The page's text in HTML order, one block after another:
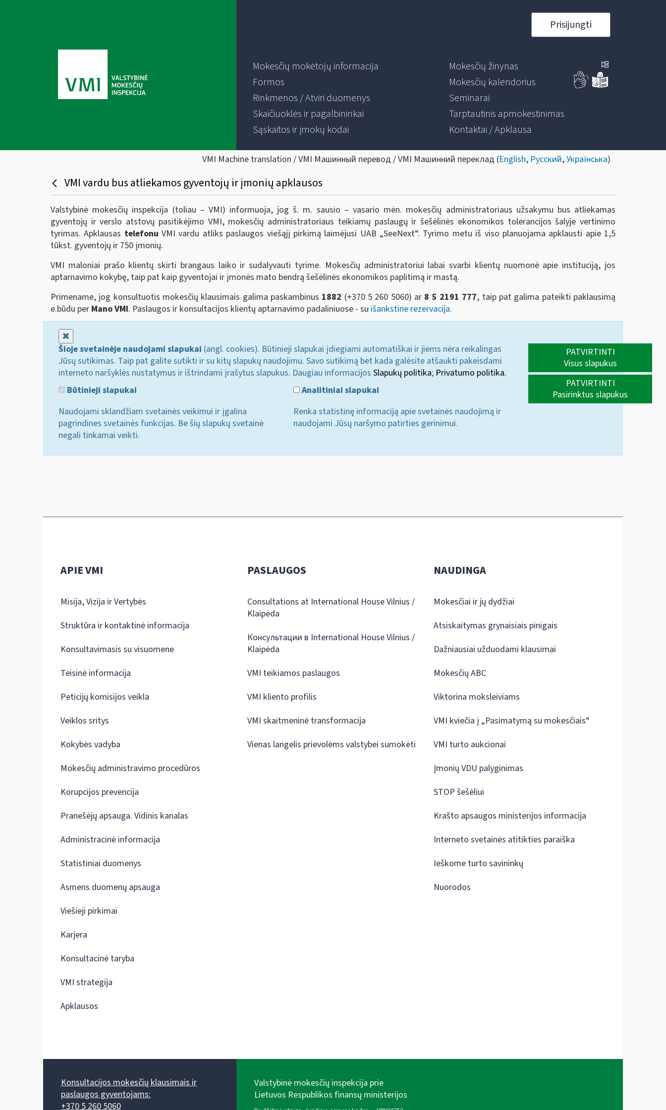
Prisijungti
Mokesčių mokėtojų informacija
Formos
Rinkmenos / Atviri duomenys
Skaičiuoklės ir pagalbininkai
Sąskaitos ir įmokų kodai
Mokesčių žinynas
Mokesčių kalendorius
Seminarai
Tarptautinis apmokestinimas
Kontaktai / Apklausa
VMI Machine translation / VMI Машинный перевод / VMI Машинний переклад (English, Русский,Українська)
VMI vardu bus atliekamos gyventojų ir įmonių apklausos
Valstybinė mokesčių inspekcija (toliau – VMI) informuoja, jog š. m. sausio – vasario mėn. mokesčių administratoriaus užsakymu bus atliekamas
gyventojų ir verslo atstovų pasitikėjimo VMI, mokesčių administratoriaus teikiamų paslaugų ir šešėlinės ekonomikos tolerancijos šalyje vertinimo
tyrimas. Apklausas telefonu VMI vardu atliks paslaugos viešąjį pirkimą laimėjusi UAB „SeeNext“. Tyrimo metu iš viso planuojama apklausti apie 1,5
tūkst. gyventojų ir 750 įmonių.
VMI maloniai prašo klientų skirti brangaus laiko ir sudalyvauti tyrime. Mokesčių administratoriui labai svarbi klientų nuomonė apie instituciją, jos
aptarnavimo kokybę, taip pat kaip gyventojai ir įmonės mato bendrą šešėlinės ekonomikos paplitimą ir mastą.
Primename, jog konsultuotis mokesčių klausimais galima paskambinus 1882 (+370 5 260 5060) ar 8 5 2191 777, taip pat galima pateikti paklausimą
e.būdu per Mano VMI. Paslaugos ir konsultacijos klientų aptarnavimo padaliniuose - su išankstine rezervacija.
Šioje svetainėje naudojami slapukai (angl. cookies). Būtinieji slapukai įdiegiami automatiškai ir jiems nėra reikalingas
Jūsų sutikimas. Taip pat galite sutikti ir su kitų slapukų naudojimu. Savo sutikimą bet kada galėsite atšaukti pakeisdami
interneto naršyklės nustatymus ir ištrindami įrašytus slapukus. Daugiau informacijos Slapukų politika; Privatumo politika.
Būtinieji slapukai
Naudojami sklandžiam svetainės veikimui ir įgalina
pagrindines svetainės funkcijas. Be šių slapukų svetainė
negali tinkamai veikti.
Analitiniai slapukai
Renka statistinę informaciją apie svetainės naudojimą ir
naudojami Jūsų naršymo patirties gerinimui.
PATVIRTINTI
Visus slapukus
PATVIRTINTI
Pasirinktus slapukus
APIE VMI
Misija, Vizija ir Vertybės
Struktūra ir kontaktinė informacija
Konsultavimasis su visuomene
Teisinė informacija
Peticijų komisijos veikla
Veiklos sritys
Kokybės vadyba
Mokesčių administravimo procedūros
Korupcijos prevencija
Pranešėjų apsauga. Vidinis kanalas
Administracinė informacija
Statistiniai duomenys
Asmens duomenų apsauga
Viešieji pirkimai
Karjera
Konsultacinė taryba
VMI strategija
Apklausos
PASLAUGOS
Consultations at International House Vilnius /
Klaipėda
Консультации в International House Vilnius /
Klaipėda
VMI teikiamos paslaugos
VMI kliento profilis
VMI skaitmeninė transformacija
Vienas langelis prievolėms valstybei sumokėti
NAUDINGA
Mokesčiai ir jų dydžiai
Atsiskaitymas grynaisiais pinigais
Dažniausiai užduodami klausimai
Mokesčių ABC
Viktorina moksleiviams
VMI kviečia į „Pasimatymą su mokesčiais“
VMI turto aukcionai
Įmonių VDU palyginimas
STOP šešėliui
Krašto apsaugos ministerijos informacija
Interneto svetainės atitikties paraiška
Ieškome turto savininkų
Nuorodos
Konsultacijos mokesčių klausimais ir
paslaugos gyventojams:
+370 5 260 5060
Valstybinė mokesčių inspekcija prie
Lietuvos Respublikos finansų ministerijos